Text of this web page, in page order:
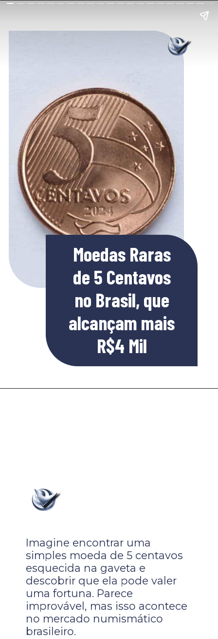
Moedas Raras
de 5 Centavos
no Brasil, que
alcançam mais
R$4 Mil
Imagine encontrar uma
simples moeda de 5 centavos
esquecida na gaveta e
descobrir que ela pode valer
uma fortuna. Parece
improvável, mas isso acontece
no mercado numismático
brasileiro.